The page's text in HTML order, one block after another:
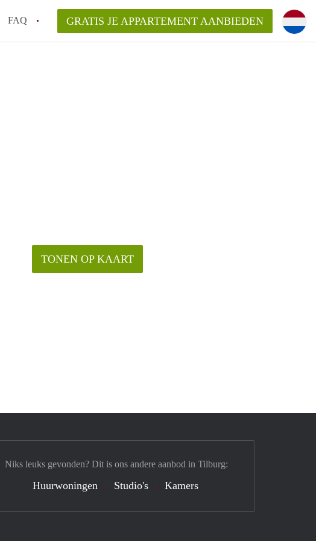
FAQ GRATIS JE APPARTEMENT AANBIEDEN
TONEN OP KAART
Niks leuks gevonden? Dit is ons andere aanbod in Tilburg:
Huurwoningen Studio's Kamers